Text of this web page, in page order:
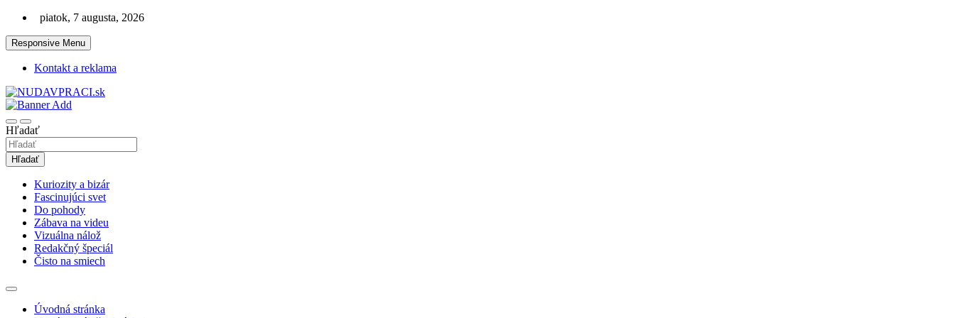
Skip
content
piatok, 7 augusta, 2026
Responsive Menu
Kontakt a reklama
nudaVpráci.sk
Hľadať
Hľadať
Kuriozity a bizár
Fascinujúci svet
Do pohody
Zábava na videu
Vizuálna nálož
Redakčný špeciál
Čisto na smiech
Úvodná stránka